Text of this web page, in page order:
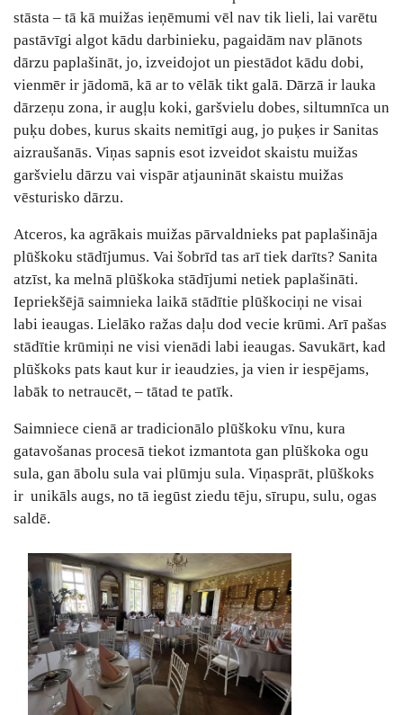
stāsta – tā kā muižas ieņēmumi vēl nav tik lieli, lai varētu
pastāvīgi algot kādu darbinieku, pagaidām nav plānots
dārzu paplašināt, jo, izveidojot un piestādot kādu dobi,
vienmēr ir jādomā, kā ar to vēlāk tikt galā. Dārzā ir lauka
dārzeņu zona, ir augļu koki, garšvielu dobes, siltumnīca un
puķu dobes, kurus skaits nemitīgi aug, jo puķes ir Sanitas
aizraušanās. Viņas sapnis esot izveidot skaistu muižas
garšvielu dārzu vai vispār atjaunināt skaistu muižas
vēsturisko dārzu.
Atceros, ka agrākais muižas pārvaldnieks pat paplašināja
plūškoku stādījumus. Vai šobrīd tas arī tiek darīts? Sanita
atzīst, ka melnā plūškoka stādījumi netiek paplašināti.
Iepriekšējā saimnieka laikā stādītie plūškociņi ne visai
labi ieaugas. Lielāko ražas daļu dod vecie krūmi. Arī pašas
stādītie krūmiņi ne visi vienādi labi ieaugas. Savukārt, kad
plūškoks pats kaut kur ir ieaudzies, ja vien ir iespējams,
labāk to netraucēt, – tātad te patīk.
Saimniece cienā ar tradicionālo plūškoku vīnu, kura
gatavošanas procesā tiekot izmantota gan plūškoka ogu
sula, gan ābolu sula vai plūmju sula. Viņasprāt, plūškoks
ir unikāls augs, no tā iegūst ziedu tēju, sīrupu, sulu, ogas
saldē.